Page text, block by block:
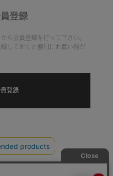
登録
ら会員登録を行って下さい。
しておくと便利にお買い物が